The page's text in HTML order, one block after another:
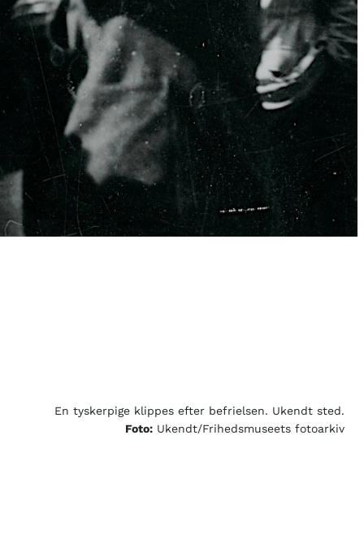
En tyskerpige klippes efter befrielsen. Ukendt sted.
Foto: Ukendt/Frihedsmuseets fotoarkiv